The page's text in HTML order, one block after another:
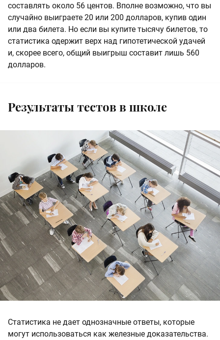
составлять около 56 центов. Вполне возможно, что вы
случайно выиграете 20 или 200 долларов, купив один
или два билета. Но если вы купите тысячу билетов, то
статистика одержит верх над гипотетической удачей
и, скорее всего, общий выигрыш составит лишь 560
долларов.
Результаты тестов в школе
Статистика не дает однозначные ответы, которые
могут использоваться как железные доказательства.